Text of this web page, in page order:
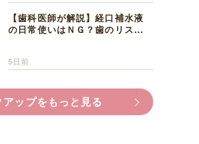
【歯科医師が解説】経口補水液
の日常使いはＮＧ？歯のリスク
5日前
アップをもっと見る